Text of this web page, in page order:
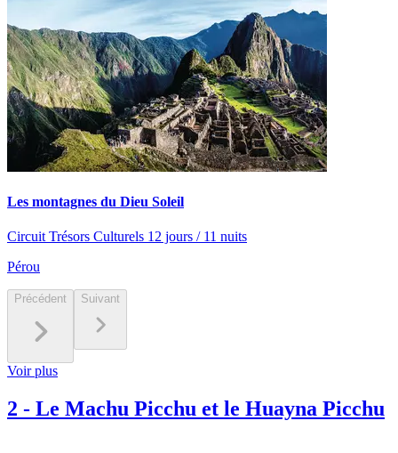
Les montagnes du Dieu Soleil
Circuit Trésors Culturels 12 jours / 11 nuits
Pérou
Précédent Suivant
Voir plus
2 - Le Machu Picchu et le Huayna Picchu